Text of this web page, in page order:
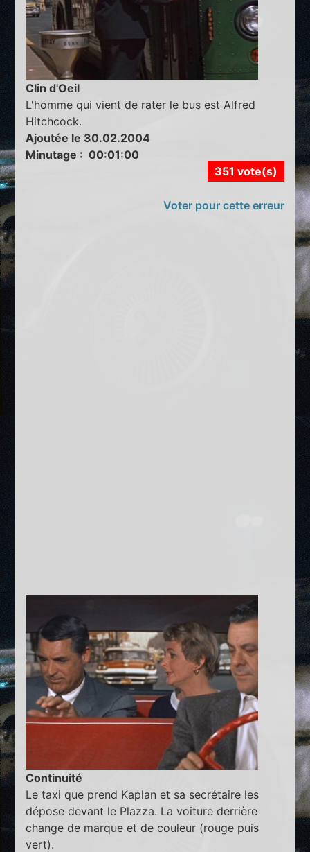
Clin d'Oeil
L'homme qui vient de rater le bus est Alfred
Hitchcock.
Ajoutée le 30.02.2004
Minutage : 00:01:00
351 vote(s)
Voter pour cette erreur
Continuité
Le taxi que prend Kaplan et sa secrétaire les
dépose devant le Plazza. La voiture derrière
change de marque et de couleur (rouge puis
vert).